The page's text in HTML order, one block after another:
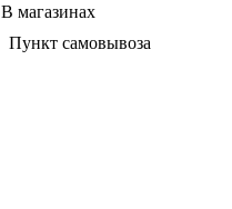
В магазинах
Пункт самовывоза